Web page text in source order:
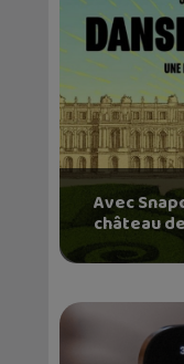
Avec
château